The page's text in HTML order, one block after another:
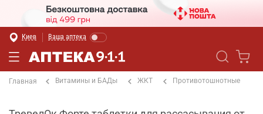
Киев Ваша аптека
Главная Витамины и БАДы ЖКТ Противотошнотные